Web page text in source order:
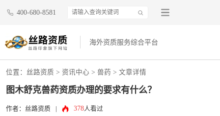
400-680-8581
海外资质服务综合平台
位置： 丝路资质 > 资讯中心 > 兽药 > 文章详情
图木舒克兽药资质办理的要求有什么？
作者：丝路资质 378人看过